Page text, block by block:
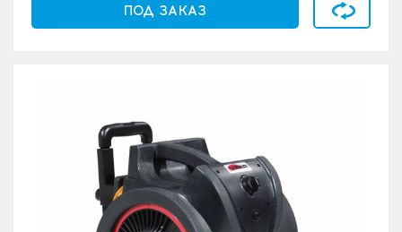
ПОД ЗАКАЗ В